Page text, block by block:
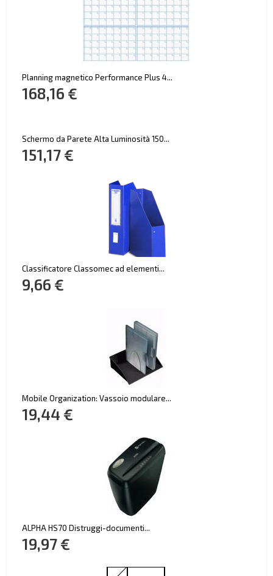
Planning magnetico Performance Plus 4...
168,16 €
Schermo da Parete Alta Luminosità 150...
151,17 €
Classificatore Classomec ad elementi...
9,66 €
Mobile Organization: Vassoio modulare...
19,44 €
ALPHA HS70 Distruggi-documenti...
19,97 €